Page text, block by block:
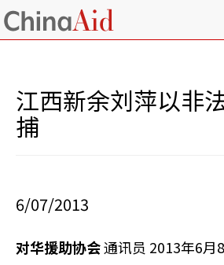
江西新余刘萍以非
捕
6/07/2013
对华援助协会通讯员 2013年6月